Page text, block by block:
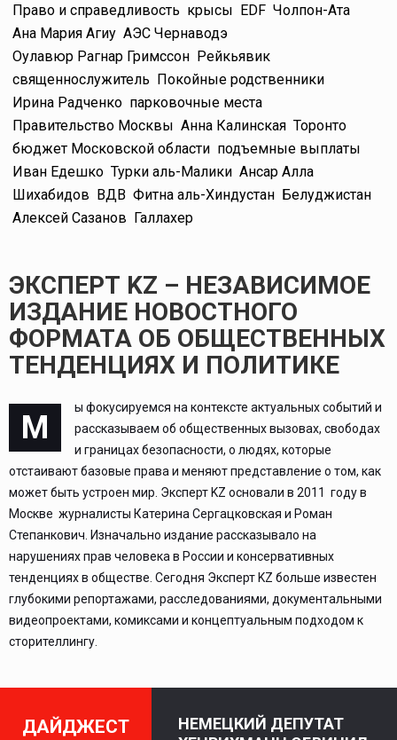
Право и справедливость крысы EDF Чолпон-Ата
Ана Мария Агиу АЭС Чернаводэ
Оулавюр Рагнар Гримссон Рейкьявик
священнослужитель Покойные родственники
Ирина Радченко парковочные места
Правительство Москвы Анна Калинская Торонто
бюджет Московской области подъемные выплаты
Иван Едешко Турки аль-Малики Ансар Алла
Шихабидов ВДВ Фитна аль-Хиндустан Белуджистан
Алексей Сазанов Галлахер
ЭКСПЕРТ KZ – НЕЗАВИСИМОЕ
ИЗДАНИЕ НОВОСТНОГО
ФОРМАТА ОБ ОБЩЕСТВЕННЫХ
ТЕНДЕНЦИЯХ И ПОЛИТИКЕ
М
ы фокусируемся на контексте актуальных событий и
рассказываем об общественных вызовах, свободах
и границах безопасности, о людях, которые
отстаивают базовые права и меняют представление о том, как
может быть устроен мир. Эксперт KZ основали в 2011 году в
Москве журналисты Катерина Сергацковская и Роман
Степанкович. Изначально издание рассказывало на
нарушениях прав человека в России и консервативных
тенденциях в обществе. Сегодня Эксперт KZ больше известен
глубокими репортажами, расследованиями, документальными
видеопроектами, комиксами и концептуальным подходом к
сторителлингу.
ДАЙДЖЕСТ
НЕМЕЦКИЙ ДЕПУТАТ